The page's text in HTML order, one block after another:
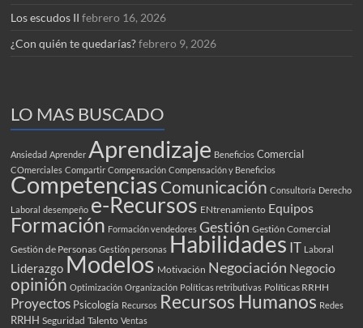
Los escudos II febrero 16, 2026
¿Con quién te quedarías? febrero 9, 2026
LO MAS BUSCADO
Ansiedad Aprender Aprendizaje Beneficios Comercial
COmerciales Compartir Compensación Compensación y Beneficios
Competencias Comunicación Consultoría Derecho
Laboral desempeño e-Recursos ENtrenamiento Equipos
Formación Formación vendedores Gestión Gestión Comercial
Gestión de Personas Gestión personas Habilidades IT Laboral
Liderazgo Modelos Motivación Negociación Negocio
opinión Optimización Organización Políticas retributivas Políticas RRHH
Proyectos Psicología Recursos Recursos Humanos Redes
RRHH Seguridad Talento Ventas